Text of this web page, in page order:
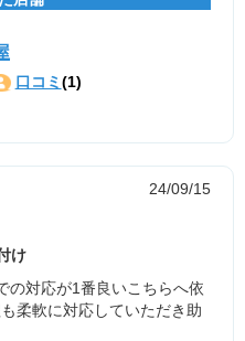
口コミ (1)
24/09/15
け
の対応が1番良いこちらへ依
柔軟に対応していただき助